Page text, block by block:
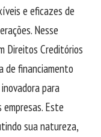
e eficazes de
Nesse
Direitos Creditórios
de financiamento
para
Este
sua natureza,